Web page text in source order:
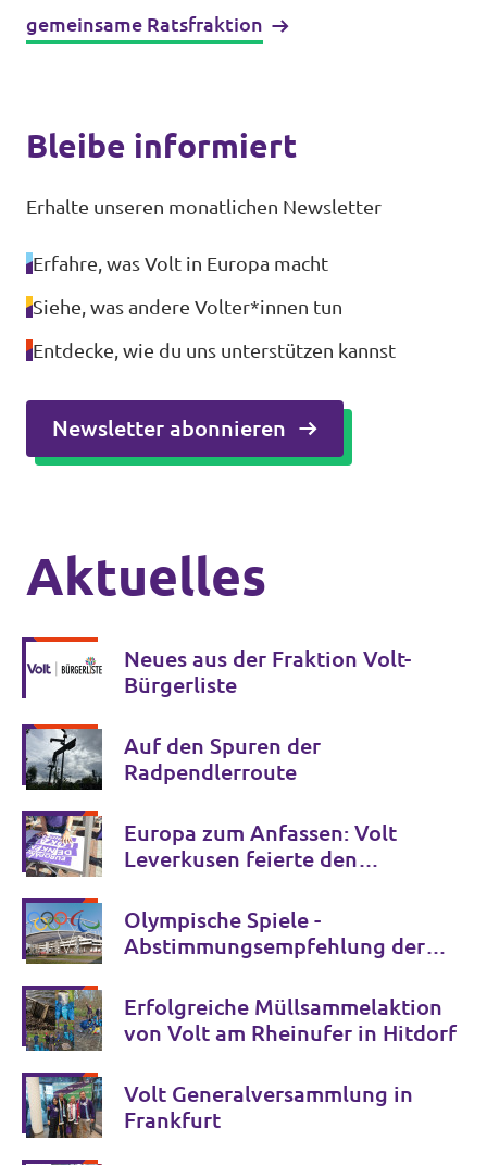
gemeinsame Ratsfraktion
Bleibe informiert
Erhalte unseren monatlichen Newsletter
Erfahre, was Volt in Europa macht
Siehe, was andere Volter*innen tun
Entdecke, wie du uns unterstützen kannst
Newsletter abonnieren
Aktuelles
Neues aus der Fraktion Volt-
Bürgerliste
Auf den Spuren der
Radpendlerroute
Europa zum Anfassen: Volt
Leverkusen feierte den
Olympische Spiele -
Abstimmungsempfehlung der
Ratsbürgerentscheid
Erfolgreiche Müllsammelaktion
von Volt am Rheinufer in Hitdorf
Volt Generalversammlung in
Frankfurt